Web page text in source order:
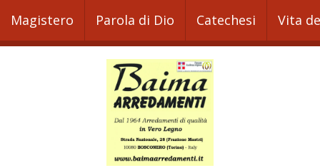
Magistero Parola di Dio Catechesi Vita